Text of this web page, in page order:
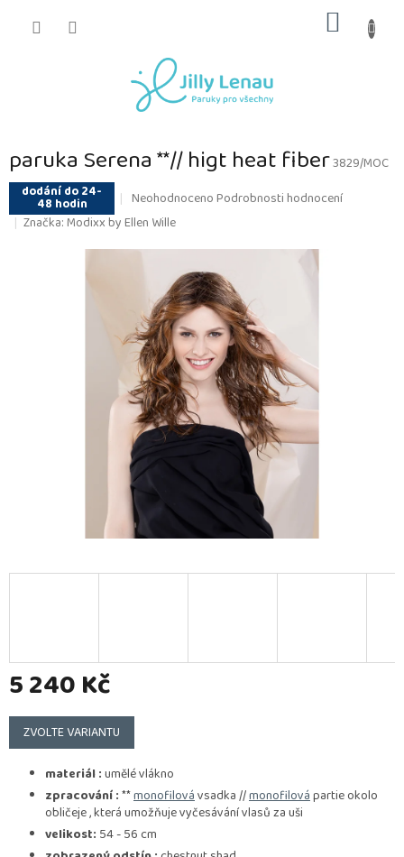
KOŠÍK
paruka Serena **// higt heat fiber3829/MOC
dodání do 24-
48 hodin
Průměrné
hodnocení
produktu
je
hvězdiček.
NeohodnocenoPodrobnosti hodnocení
Značka: Modixx by Ellen Wille
5 240 Kč
Měrná
cena:
ZVOLTE VARIANTU
materiál :umělé vlákno
zpracování :**monofilovávsadka //monofilovápartie okolo
obličeje , která umožňuje vyčesávání vlasů za uši
velikost: 54 - 56 cm